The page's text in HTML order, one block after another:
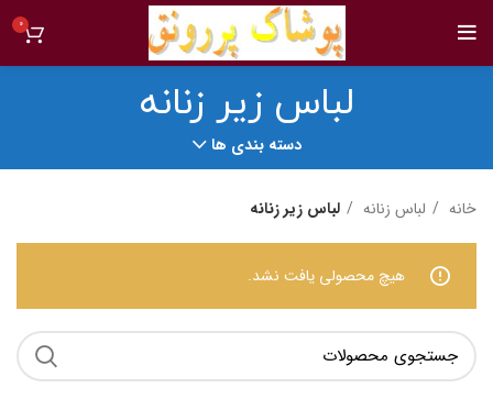
0
لباس زیر زنانه
دسته بندی ها
خانه لباس زنانه لباس زیر زنانه
هیچ محصولی یافت نشد.